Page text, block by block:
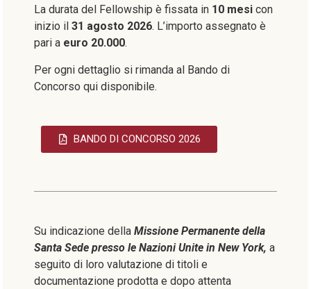
La durata del Fellowship è fissata in 10 mesi con
inizio il31 agosto 2026. L’importo assegnato è
pari a euro 20.000.
Per ogni dettaglio si rimanda al Bando di
Concorso qui disponibile.
BANDO DI CONCORSO 2026
Su indicazione dellaMissione Permanente della
Santa Sede presso le Nazioni Unite in New York, a
seguito di loro valutazione di titoli e
documentazione prodotta e dopo attenta